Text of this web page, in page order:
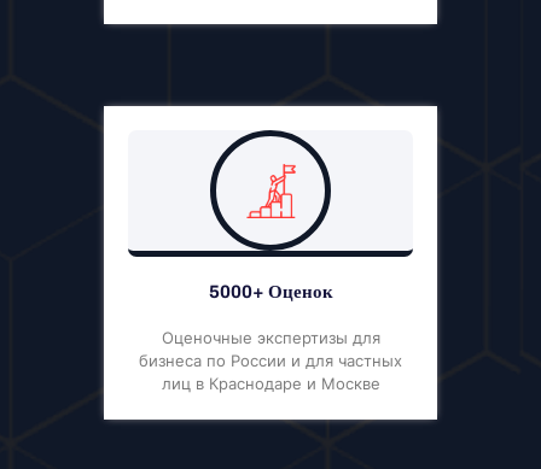
5000+ Оценок
Оценочные экспертизы для
бизнеса по России и для частных
лиц в Краснодаре и Москве